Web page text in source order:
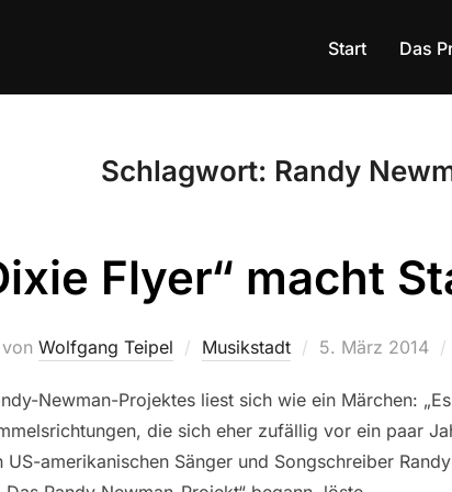
Start Das
Schlagwort: Randy
Flyer“ macht
von Wolfgang Teipel Musikstadt
Veröffentlicht
5. März 2014
Newman-Projektes liest sich wie ein Märchen:
die sich eher zufällig vor ein paar
amerikanischen Sänger und Songschreiber